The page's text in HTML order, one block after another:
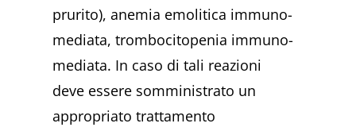
prurito), anemia emolitica immuno-
mediata, trombocitopenia immuno-
mediata. In caso di tali reazioni
deve essere somministrato un
appropriato trattamento